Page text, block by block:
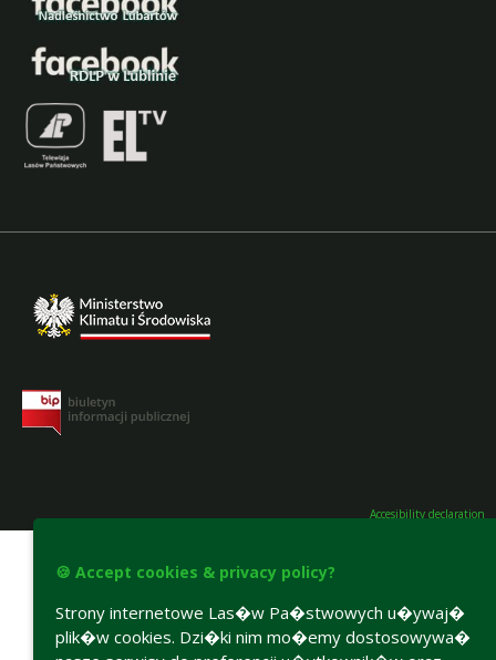
Accesibility declaration
🍪 Accept cookies & privacy policy?
Strony internetowe Las�w Pa�stwowych u�ywaj�
plik�w cookies. Dzi�ki nim mo�emy dostosowywa�